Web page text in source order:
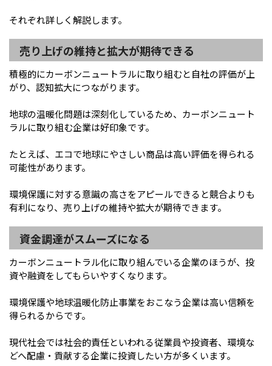
それぞれ詳しく解説します。
売り上げの維持と拡大が期待できる
積極的にカーボンニュートラルに取り組むと自社の評価が上
がり、認知拡大につながります。
地球の温暖化問題は深刻化しているため、カーボンニュート
ラルに取り組む企業は好印象です。
たとえば、エコで地球にやさしい商品は高い評価を得られる
可能性があります。
環境保護に対する意識の高さをアピールできると競合よりも
有利になり、売り上げの維持や拡大が期待できます。
資金調達がスムーズになる
カーボンニュートラル化に取り組んでいる企業のほうが、投
資や融資をしてもらいやすくなります。
環境保護や地球温暖化防止事業をおこなう企業は高い信頼を
得られるからです。
現代社会では社会的責任といわれる従業員や投資者、環境な
どへ配慮・貢献する企業に投資したい方が多くいます。